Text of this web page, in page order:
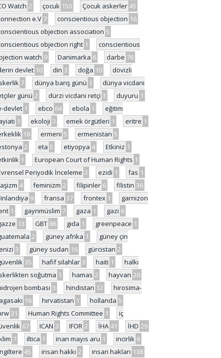
Watch 2 çocuk 150 Çocuk askerler 45
e.V 7 conscientious objection 16
objection association 5
objection right 1
conscientious
watch 9 Danimarka 6 darbe 76
devlet 10 din 3 doğa 10
dövizli
7 dünya barış günü 1
dünya vicdani
günü 2 dürzi vicdani retçi 3 duyuru 1
devlet 1 ebco 64 ebola 1
eğitim
1 ekoloji 3 emek örgütleri 1 eritre 1
18 ermeni 5 ermenistan 5
2 eta 5 etiyopya 4 Etkiniz 1
1 European Court of Human Rights 1
Periyodik İnceleme 2 ezidi 1 fas 1
4 feminizm 2 filipinler 6 filistin 36
9 fransa 37 frontex 1
garnizon
1 gayrimüslim 7 gaza 1 gazi 6
13 GBT 86 gıda 1 greenpeace 1
2 güney afrika 1
güney çin
3 güney sudan 16 gürcistan 2
35 hafif silahlar 3 haiti 1
halkı
soğutma 1 hamas 2 hayvan 20
bombası 3 hindistan 12
hirosima-
16 hırvatistan 1 hollanda 5
31 Human Rights Committee 1
iç
67 ICAN 3 IFOR 2 İHA 41 İHD 29
7 iltica 1 inan mayıs aru 1 incirlik 6
45 insan hakkı 2 insan hakları 138